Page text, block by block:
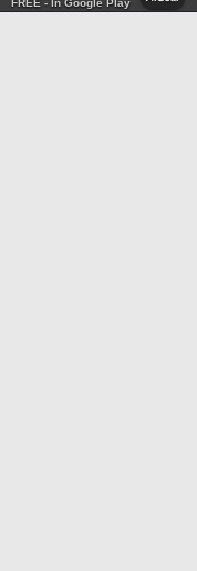
FREE - In Google Play